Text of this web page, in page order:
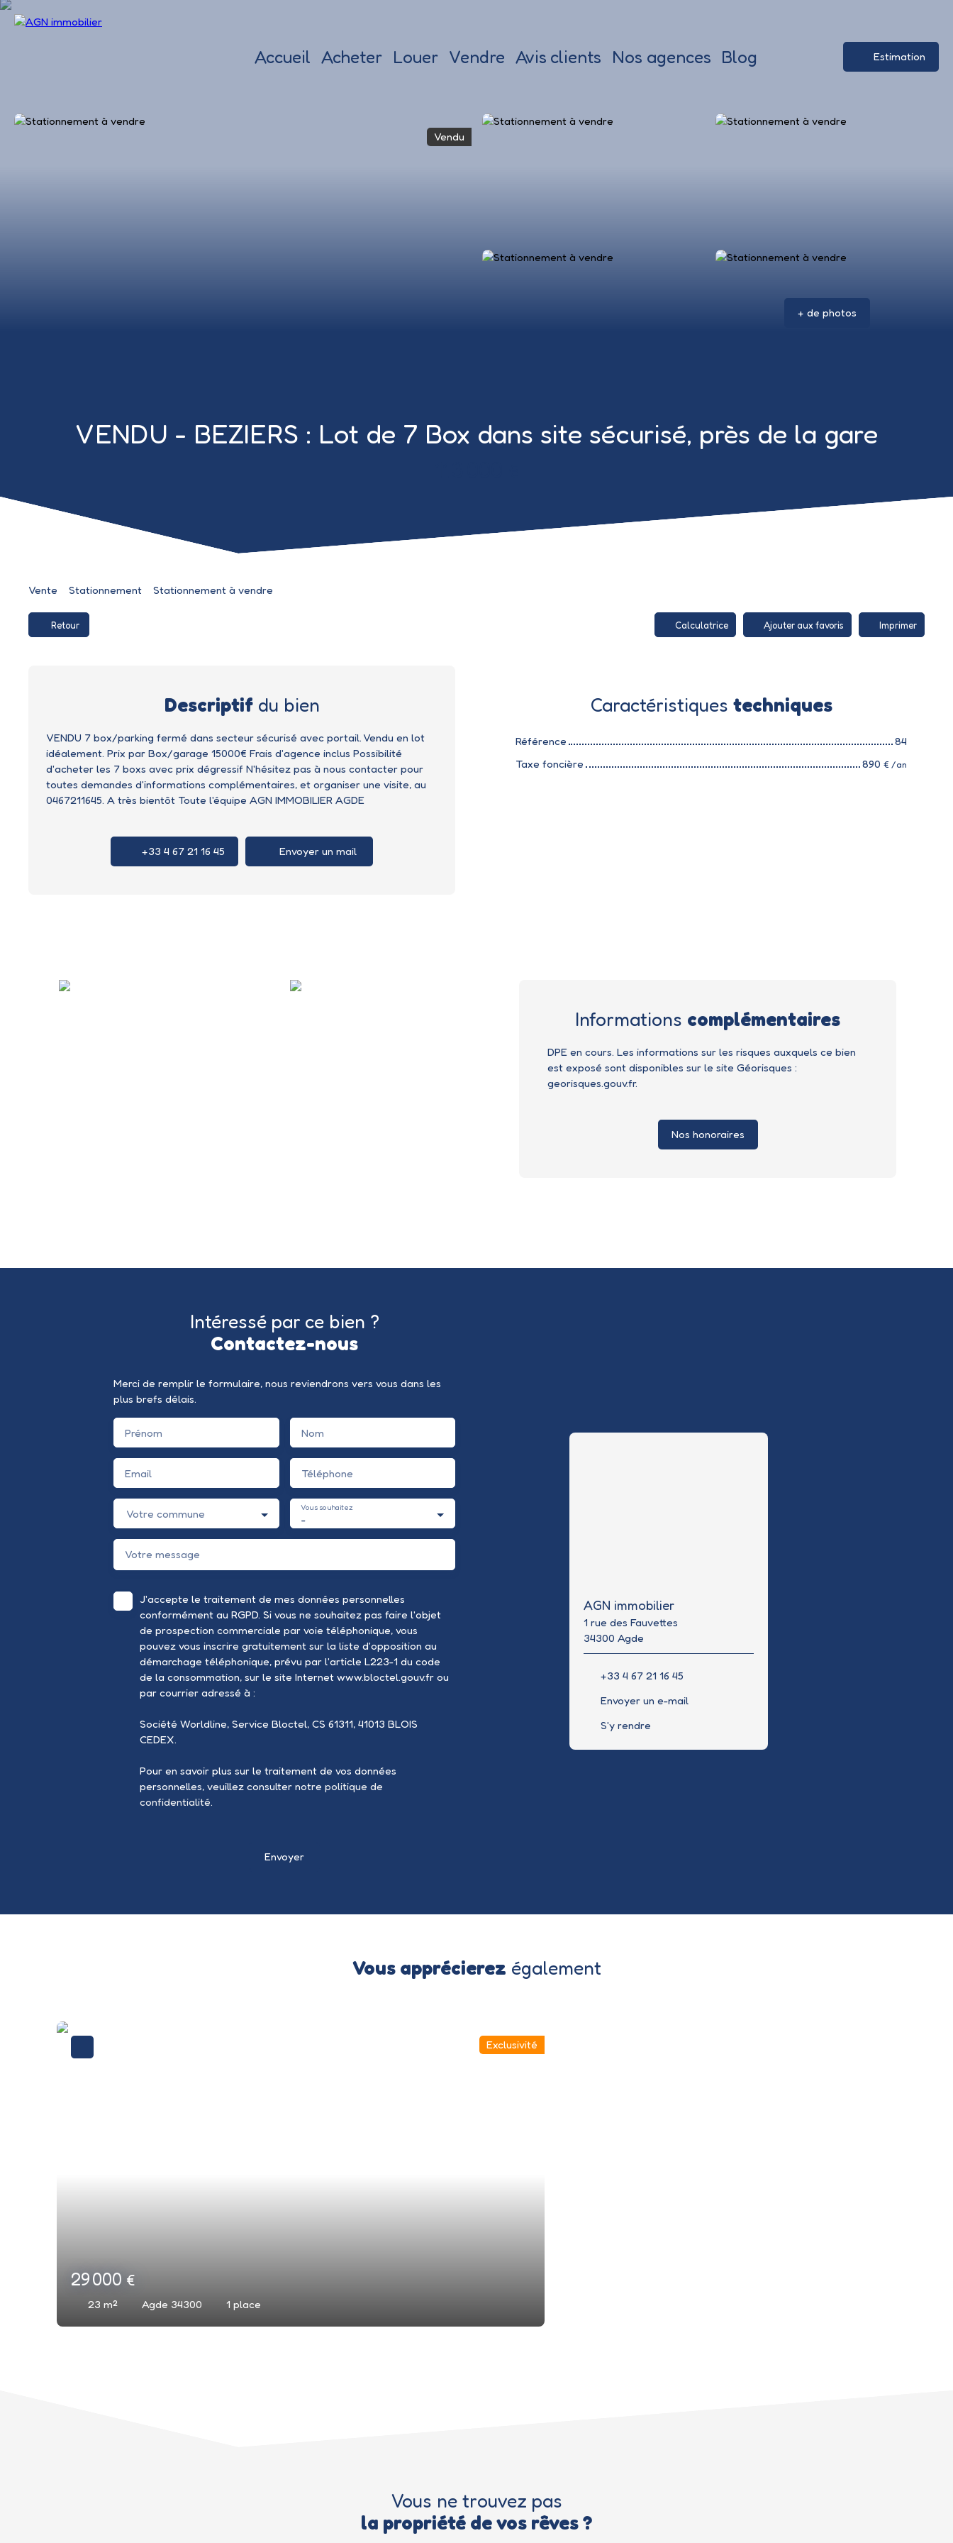
Accueil Acheter Louer Vendre Avis clients Nos agences Blog Estimation
Vendu
+ de photos
VENDU - BEZIERS : Lot de 7 Box dans site sécurisé, près de la gare
Vente Stationnement Stationnement à vendre
Retour Calculatrice Ajouter aux favoris Imprimer
Descriptifdu bien
VENDU 7 box/parking fermé dans secteur sécurisé avec portail. Vendu en lot
idéalement. Prix par Box/garage 15000€ Frais d'agence inclus Possibilité
d'acheter les 7 boxs avec prix dégressif N'hésitez pas à nous contacter pour
toutes demandes d'informations complémentaires, et organiser une visite, au
0467211645. A très bientôt Toute l'équipe AGN IMMOBILIER AGDE
+33 4 67 21 16 45 Envoyer un mail
Caractéristiques techniques
Référence
84
Taxe foncière
890 € /an
Informations complémentaires
DPE en cours. Les informations sur les risques auxquels ce bien
est exposé sont disponibles sur le site Géorisques :
georisques.gouv.fr.
Nos honoraires
Intéressé par ce bien ?
Contactez-nous
Merci de remplir le formulaire, nous reviendrons vers vous dans les
plus brefs délais.
Prénom Nom
Email Téléphone
Votre commune -
Vous souhaitez
Votre message
J'accepte le traitement de mes données personnelles
conformément au RGPD. Si vous ne souhaitez pas faire l'objet
de prospection commerciale par voie téléphonique, vous
pouvez vous inscrire gratuitement sur la liste d'opposition au
démarchage téléphonique, prévu par l'article L223-1 du code
de la consommation, sur le site Internet www.bloctel.gouv.fr ou
par courrier adressé à :
Société Worldline, Service Bloctel, CS 61311, 41013 BLOIS
CEDEX.
Pour en savoir plus sur le traitement de vos données
personnelles, veuillez consulter notre politique de
confidentialité.
Envoyer
AGN immobilier
1 rue des Fauvettes
34300 Agde
+33 4 67 21 16 45
Envoyer un e-mail
S'y rendre
Vous apprécierez également
29 000 €
23 m² Agde 34300 1 place
Exclusivité
Vous ne trouvez pas
la propriété de vos rêves ?